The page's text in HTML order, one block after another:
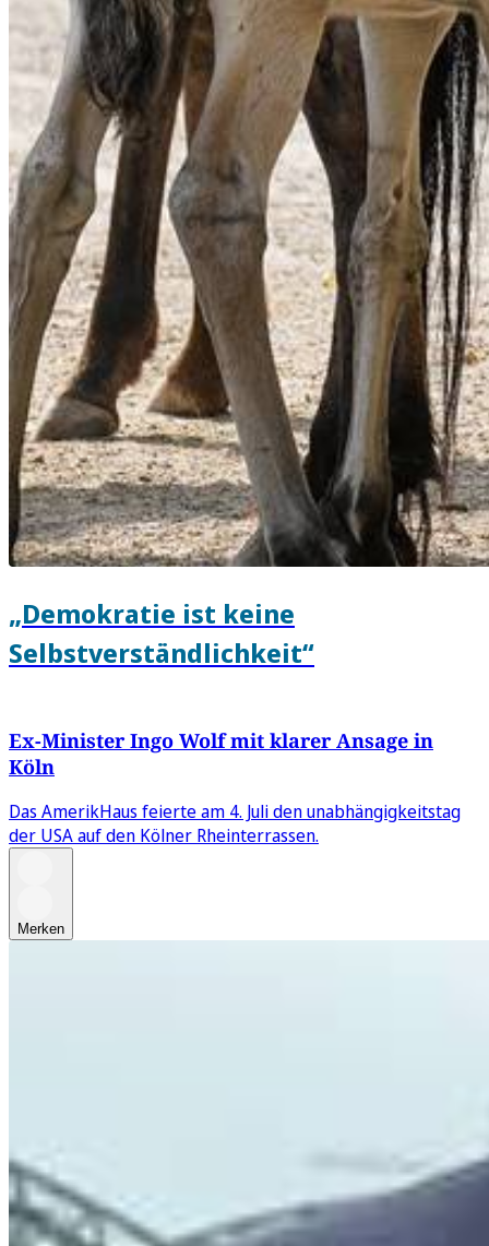
„Demokratie ist keine
Selbstverständlichkeit“
Ex-Minister Ingo Wolf mit klarer Ansage in
Köln
Das AmerikHaus feierte am 4. Juli den unabhängigkeitstag
der USA auf den Kölner Rheinterrassen.
Merken